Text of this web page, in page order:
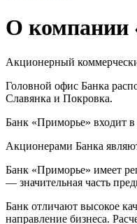
О компании
Акционерный
Головной офис Банка
Славянка и Покровка.
Банк «Приморье» входит
Акционерами Банка
Банк «Приморье» имеет
— значительная часть
Банк отличают высокое
направление бизнеса.